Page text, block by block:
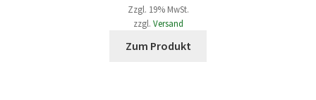
Zzgl. 19% MwSt.
zzgl. Versand
Zum Produkt